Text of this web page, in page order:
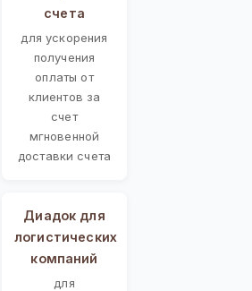
счета
для ускорения
получения
оплаты от
клиентов за
счет
мгновенной
доставки счета
Диадок для
логистических
компаний
для